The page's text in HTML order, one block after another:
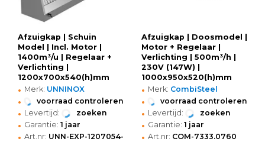
Afzuigkap | Schuin
Model | Incl. Motor |
1400m³/u | Regelaar +
Verlichting |
1200x700x540(h)mm
• Merk: UNNINOX
• voorraad controleren
• Levertijd: zoeken
• Garantie: 1 jaar
• Art.nr: UNN-EXP-1207054-H
Afzuigkap | Doosmodel |
Motor + Regelaar |
Verlichting | 500m³/h |
230V (147W) |
1000x950x520(h)mm
• Merk: CombiSteel
• voorraad controleren
• Levertijd: zoeken
• Garantie: 1 jaar
• Art.nr: COM-7333.0760